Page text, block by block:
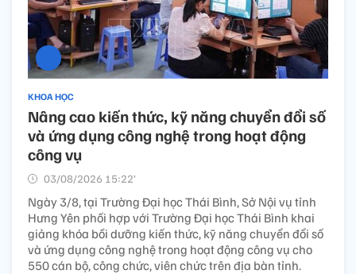
KHOA HỌC
Nâng cao kiến thức, kỹ năng chuyển đổi số
và ứng dụng công nghệ trong hoạt động
công vụ
03/08/2026 15:22’
Ngày 3/8, tại Trường Đại học Thái Bình, Sở Nội vụ tỉnh
Hưng Yên phối hợp với Trường Đại học Thái Bình khai
giảng khóa bồi dưỡng kiến thức, kỹ năng chuyển đổi số
và ứng dụng công nghệ trong hoạt động công vụ cho
550 cán bộ, công chức, viên chức trên địa bàn tỉnh.